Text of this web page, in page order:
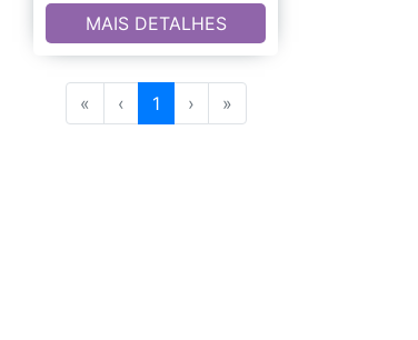
MAIS DETALHES
« ‹ 1 › »